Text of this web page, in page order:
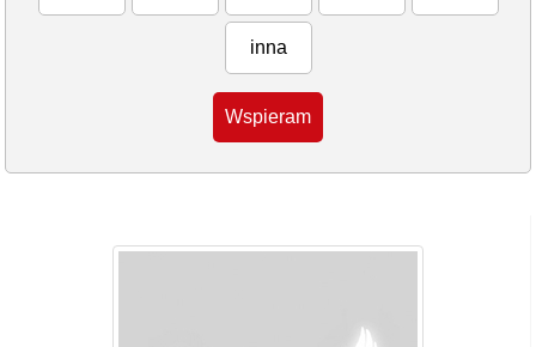
inna
Wspieram